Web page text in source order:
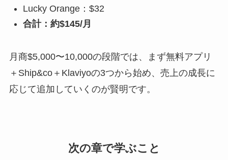
Lucky Orange：$32
合計：約$145/月
月商$5,000〜10,000の段階では、まず無料アプリ
＋Ship&co＋Klaviyoの3つから始め、売上の成長に
応じて追加していくのが賢明です。
次の章で学ぶこと